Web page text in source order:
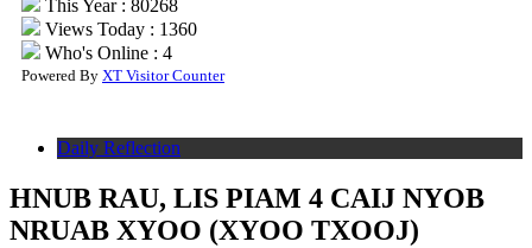
This Year : 80268
Views Today : 1360
Who's Online : 4
Powered By XT Visitor Counter
Daily Reflection
HNUB RAU, LIS PIAM 4 CAIJ NYOB
NRUAB XYOO (XYOO TXOOJ)